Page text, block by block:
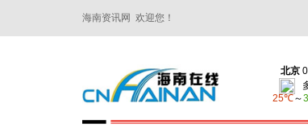
海南资讯网 欢迎您！